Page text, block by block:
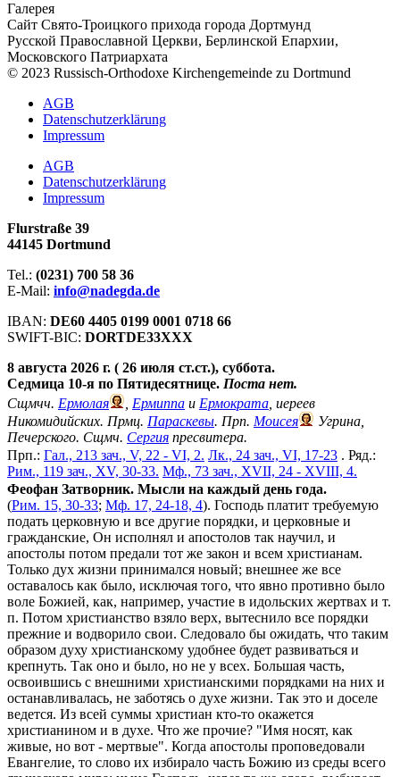
Галерея
Сайт Свято-Троицкого прихода города Дортмунд
Русской Православной Церкви, Берлинской Епархии,
Московского Патриархата
© 2023 Russisch-Orthodoxe Kirchengemeinde zu Dortmund
АGB
Datenschutzerklärung
Impressum
АGB
Datenschutzerklärung
Impressum
Flurstraße 39
44145 Dortmund
Tel.: (0231) 700 58 36
E-Mail: info@nadegda.de
IBAN: DE60 4405 0199 0001 0718 66
SWIFT-BIC: DORTDE33XXX
8 августа 2026 г. ( 26 июля ст.ст.), суббота.
Седмица 10-я по Пятидесятнице. Поста нет.
Сщмчч. Ермолая Ермиппа и Ермократа , иереев
Никомидийских. Прмц. Параскевы. Прп. Моисея
Угрина,
Печерского. Сщмч. Сергия пресвитера.
Прп.: Гал., 213 зач., V, 22 - VI, 2. Лк., 24 зач., VI, 17-23 . Ряд.:
Рим., 119 зач., XV, 30-33. Мф., 73 зач., XVII, 24 - XVIII, 4.
Феофан Затворник. Мысли на каждый день года.
(Рим. 15, 30-33; Мф. 17, 24-18, 4). Господь платит требуемую
подать церковную и все другие порядки, и церковные и
гражданские, Он исполнял и апостолов так научил, и
апостолы потом предали тот же закон и всем христианам.
Только дух жизни принимался новый; внешнее же все
оставалось как было, исключая того, что явно противно было
воле Божией, как, например, участие в идольских жертвах и т.
п. Потом христианство взяло верх, вытеснило все порядки
прежние и водворило свои. Следовало бы ожидать, что таким
образом духу христианскому удобнее будет развиваться и
крепнуть. Так оно и было, но не у всех. Большая часть,
освоившись с внешними христианскими порядками на них и
останавливалась, не заботясь о духе жизни. Так это и доселе
ведется. Из всей суммы христиан кто-то окажется
христианином и в духе. Что же прочие? "Имя носят, как
живые, но вот - мертвые". Когда апостолы проповедовали
Евангелие, то слово их избирало часть Божию из среды всего